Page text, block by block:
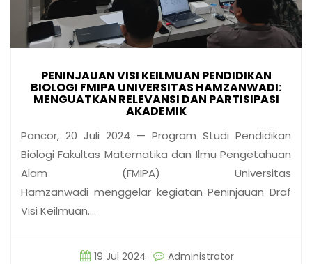
PENINJAUAN VISI KEILMUAN PENDIDIKAN
BIOLOGI FMIPA UNIVERSITAS HAMZANWADI:
MENGUATKAN RELEVANSI DAN PARTISIPASI
AKADEMIK
Pancor, 20 Juli 2024 — Program Studi Pendidikan
Biologi Fakultas Matematika dan Ilmu Pengetahuan
Alam (FMIPA) Universitas
Hamzanwadi menggelar kegiatan Peninjauan Draf
Visi Keilmuan.…
19 Jul 2024 Administrator